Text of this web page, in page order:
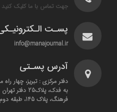
جهت تماس با ما کلیک کنید
پسـت
info@manajournal.ir
آدرس پسـتی
دفتر مرکزی : تبریز، چهار
به فدک،
فرهنگ، پلاک 145، طبقه دوم